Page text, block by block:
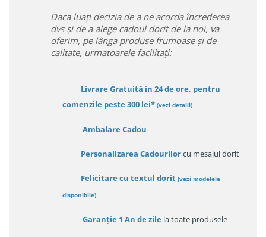
Daca luați decizia de a ne acorda încrederea
dvs și de a alege cadoul dorit de la noi, va
oferim, pe lânga produse frumoase și de
calitate, urmatoarele facilitați:
Livrare Gratuită in 24 de ore, pentru
comenzile peste 300 lei* (vezi detalii)
Ambalare Cadou
Personalizarea Cadourilorcu mesajul dorit
Felicitare cu textul dorit (vezi modelele
disponibile)
Garanție 1 An de zile la toate produsele